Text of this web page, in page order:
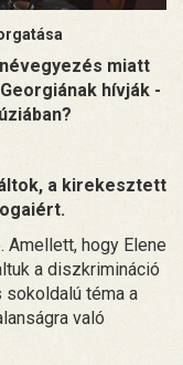
miatt
hívják -
a kirekesztett
Amellett, hogy Elene
a diszkrimináció
téma a
való